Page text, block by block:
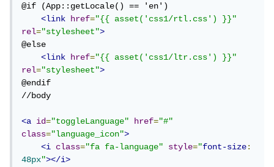
@if (App::getLocale() == 'en')
<link
href="{{ asset('css1/rtl.css') }}"
rel="stylesheet">
@else
<link
href="{{ asset('css1/ltr.css') }}"
rel="stylesheet">
@endif
//body
<a id="toggleLanguage" href="#"
class="language_icon">
<i
class="fa fa-language" style="font-size:
48px"></i>